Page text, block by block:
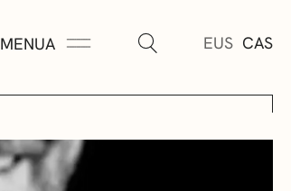
MENUA EUS CAS